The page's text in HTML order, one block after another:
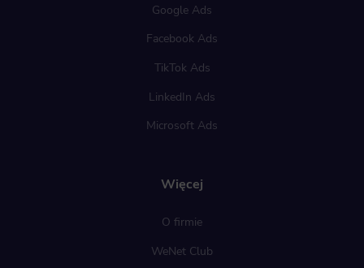
Więcej
O firmie
WeNet Club
Google Ads
Facebook Ads
TikTok Ads
LinkedIn Ads
Microsoft Ads